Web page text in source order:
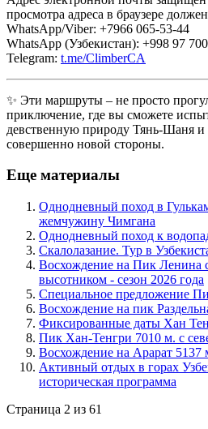
просмотра адреса в браузере
WhatsApp/Viber: +7966 065-53-44
WhatsApp (Узбекистан): +998 97
Telegram: t.me/ClimberCA
✨ Эти маршруты – не просто
приключение, где вы сможете
девственную природу Тянь-Шаня и
совершенно новой стороны.
Еще материалы
Однодневный поход в
жемчужину Чимгана
Однодневный поход к
Скалолазание. Тур в
Восхождение на Пик Ленина
высотником - сезон 2026 года
Специальное предложение
Восхождение на пик
Фиксированные даты Хан
Пик Хан-Тенгри 7010 м. с
Восхождение на Арарат 5137
Активный отдых в горах
историческая программа
Страница 2 из 61